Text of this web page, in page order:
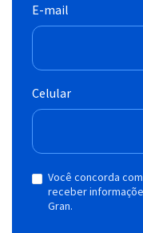
E-mail
Celular
Você concorda
receber
Gran.